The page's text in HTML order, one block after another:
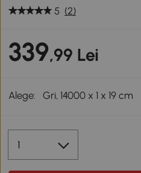
5 (2)
339,99 Lei
Alege: Gri, 14000 x 1 x 19 cm